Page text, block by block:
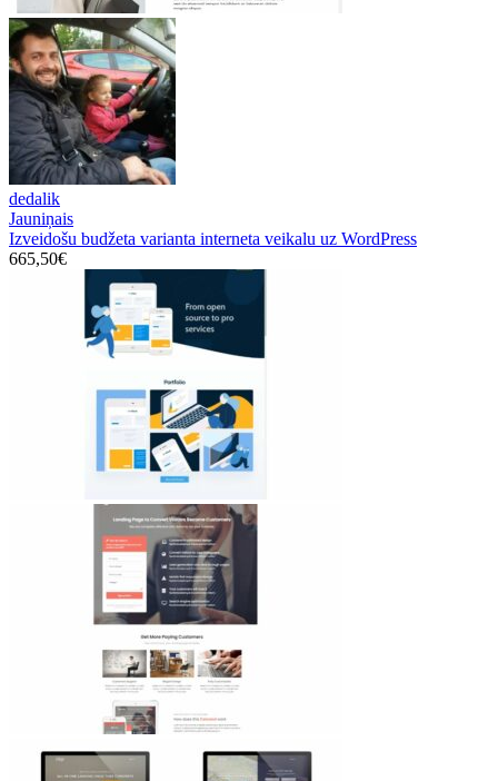
dedalik
Jauniņais
Izveidošu budžeta varianta interneta veikalu uz WordPress
665,50€